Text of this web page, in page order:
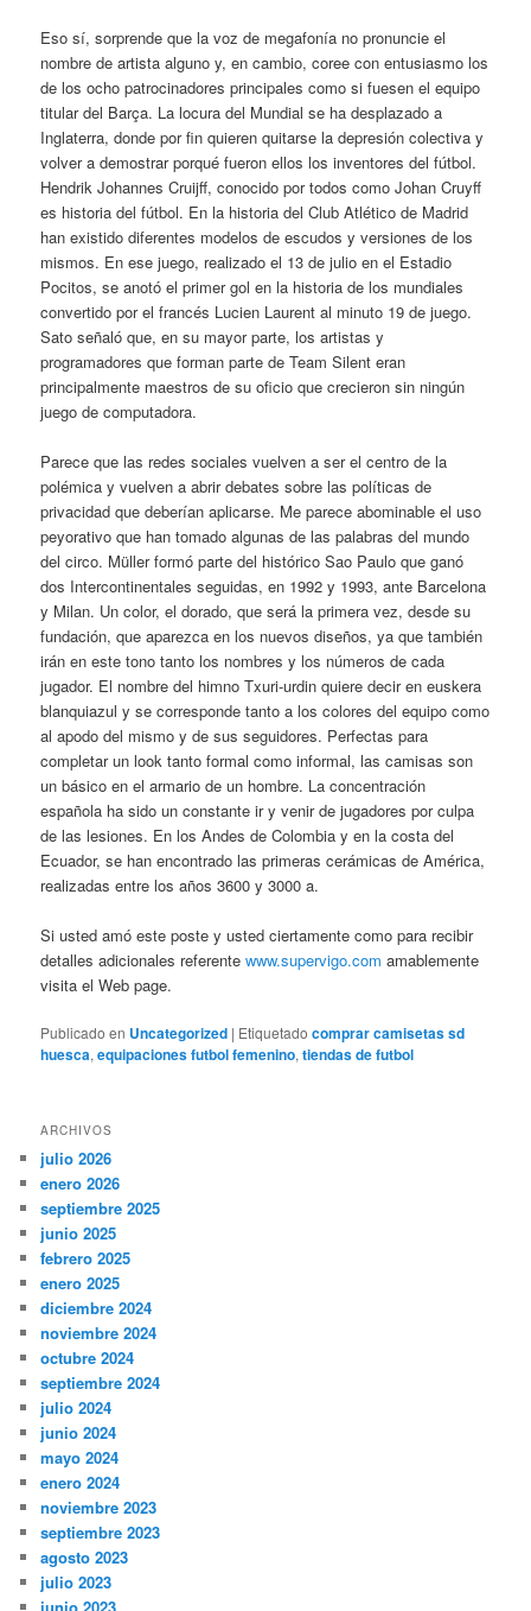
Eso sí, sorprende que la voz de megafonía no pronuncie el
nombre de artista alguno y, en cambio, coree con entusiasmo los
de los ocho patrocinadores principales como si fuesen el equipo
titular del Barça. La locura del Mundial se ha desplazado a
Inglaterra, donde por fin quieren quitarse la depresión colectiva y
volver a demostrar porqué fueron ellos los inventores del fútbol.
Hendrik Johannes Cruijff, conocido por todos como Johan Cruyff
es historia del fútbol. En la historia del Club Atlético de Madrid
han existido diferentes modelos de escudos y versiones de los
mismos. En ese juego, realizado el 13 de julio en el Estadio
Pocitos, se anotó el primer gol en la historia de los mundiales
convertido por el francés Lucien Laurent al minuto 19 de juego.
Sato señaló que, en su mayor parte, los artistas y
programadores que forman parte de Team Silent eran
principalmente maestros de su oficio que crecieron sin ningún
juego de computadora.
Parece que las redes sociales vuelven a ser el centro de la
polémica y vuelven a abrir debates sobre las políticas de
privacidad que deberían aplicarse. Me parece abominable el uso
peyorativo que han tomado algunas de las palabras del mundo
del circo. Müller formó parte del histórico Sao Paulo que ganó
dos Intercontinentales seguidas, en 1992 y 1993, ante Barcelona
y Milan. Un color, el dorado, que será la primera vez, desde su
fundación, que aparezca en los nuevos diseños, ya que también
irán en este tono tanto los nombres y los números de cada
jugador. El nombre del himno Txuri-urdin quiere decir en euskera
blanquiazul y se corresponde tanto a los colores del equipo como
al apodo del mismo y de sus seguidores. Perfectas para
completar un look tanto formal como informal, las camisas son
un básico en el armario de un hombre. La concentración
española ha sido un constante ir y venir de jugadores por culpa
de las lesiones. En los Andes de Colombia y en la costa del
Ecuador, se han encontrado las primeras cerámicas de América,
realizadas entre los años 3600 y 3000 a.
Si usted amó este poste y usted ciertamente como para recibir
detalles adicionales referentewww.supervigo.com amablemente
visita el Web page.
Publicado en Uncategorized | Etiquetado comprar camisetas sd
huesca,equipaciones futbol femenino,tiendas de futbol
ARCHIVOS
julio 2026
enero 2026
septiembre 2025
junio 2025
febrero 2025
enero 2025
diciembre 2024
noviembre 2024
octubre 2024
septiembre 2024
julio 2024
junio 2024
mayo 2024
enero 2024
noviembre 2023
septiembre 2023
agosto 2023
julio 2023